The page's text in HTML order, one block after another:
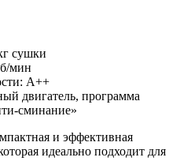
сушки
мин
A++
двигатель, программа
сминание»
и эффективная
идеально подходит для